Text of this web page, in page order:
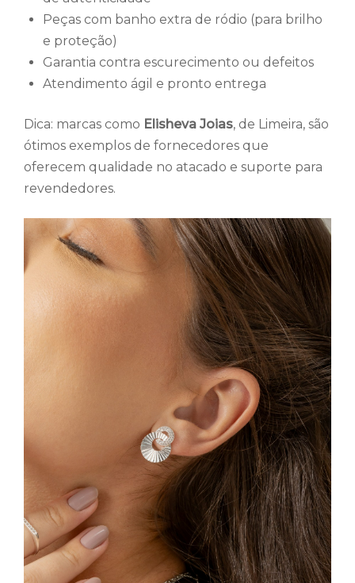
Peças com banho extra de ródio (para brilho
e proteção)
Garantia contra escurecimento ou defeitos
Atendimento ágil e pronto entrega
Dica: marcas como Elisheva Joias, de Limeira, são
ótimos exemplos de fornecedores que
oferecem qualidade no atacado e suporte para
revendedores.